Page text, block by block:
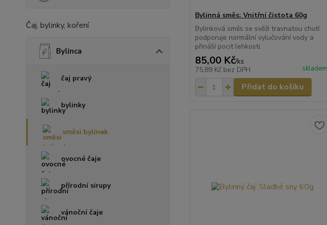
Čaj, bylinky, koření
Bylinca
čaj pravý
bylinky
směsi bylinek
ovocné čaje
přírodní sirupy
vánoční čaje
Bylinná směs: Vnitřní čistota 60g
Bylinková směs se svěží travnatou chutí
podporuje normální vylučování vody a
přináší pocit lehkosti.
85,00 Kč/ks
75,89 Kč bez DPH skladem
Přidat do košíku